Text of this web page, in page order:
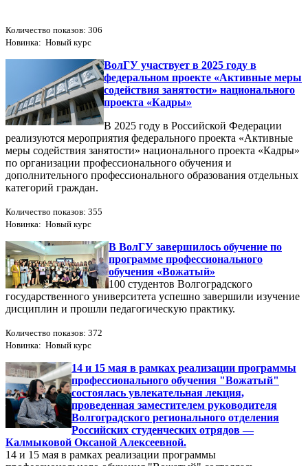
Количество показов: 306
Новинка: Новый курс
ВолГУ участвует в 2025 году в
федеральном проекте «Активные меры
содействия занятости» национального
проекта «Кадры»
В 2025 году в Российской Федерации
реализуются мероприятия федерального проекта «Активные
меры содействия занятости» национального проекта «Кадры»
по организации профессионального обучения и
дополнительного профессионального образования отдельных
категорий граждан.
Количество показов: 355
Новинка: Новый курс
В ВолГУ завершилось обучение по
программе профессионального
обучения «Вожатый»
100 студентов Волгоградского
государственного университета успешно завершили изучение
дисциплин и прошли педагогическую практику.
Количество показов: 372
Новинка: Новый курс
14 и 15 мая в рамках реализации программы
профессионального обучения "Вожатый"
состоялась увлекательная лекция,
проведенная заместителем руководителя
Волгоградского регионального отделения
Российских студенческих отрядов —
Калмыковой Оксаной Алексеевной.
14 и 15 мая в рамках реализации программы